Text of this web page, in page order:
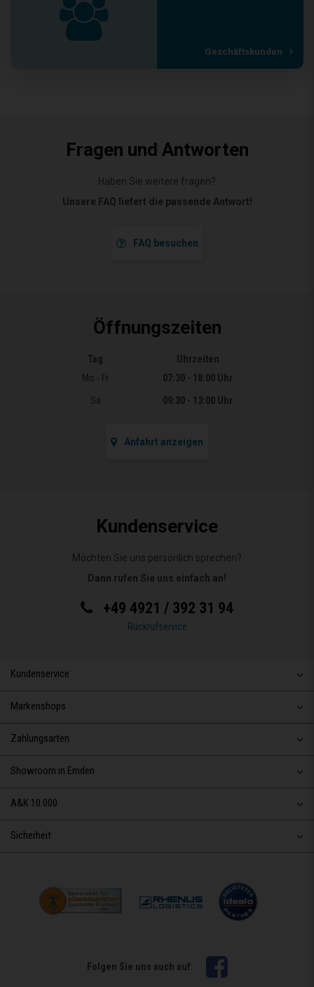
Geschäftskunden
Fragen und Antworten
Haben Sie weitere fragen?
Unsere FAQ liefert die passende Antwort!
FAQ besuchen
Öffnungszeiten
Öffnungszeiten
Tag
Uhrzeiten
Mo - Fr
07:30 - 18:00 Uhr
Sa
09:30 - 13:00 Uhr
Anfahrt anzeigen
Kundenservice
Möchten Sie uns persönlich sprechen?
Dann rufen Sie uns einfach an!
+49 4921 / 392 31 94
Rückrufservice
Kundenservice
Markenshops
Zahlungsarten
Showroom in Emden
A&K 10.000
Sicherheit
Folgen Sie uns auch auf: